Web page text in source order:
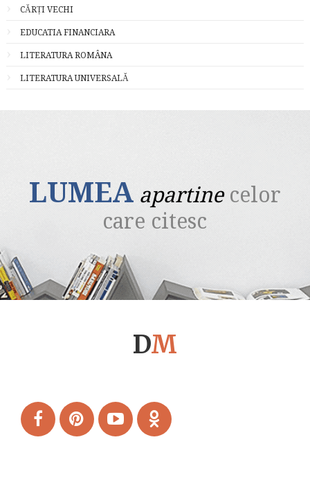
CĂRȚI VECHI
EDUCATIA FINANCIARA
LITERATURA ROMÂNA
LITERATURA UNIVERSALĂ
LUMEA apartine celor
care citesc
DM